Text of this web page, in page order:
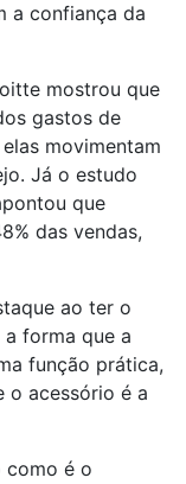
a confiança da
mostrou que
gastos de
movimentam
Já o estudo
que
das vendas,
ao ter o
forma que a
função prática,
o acessório é a
como é o